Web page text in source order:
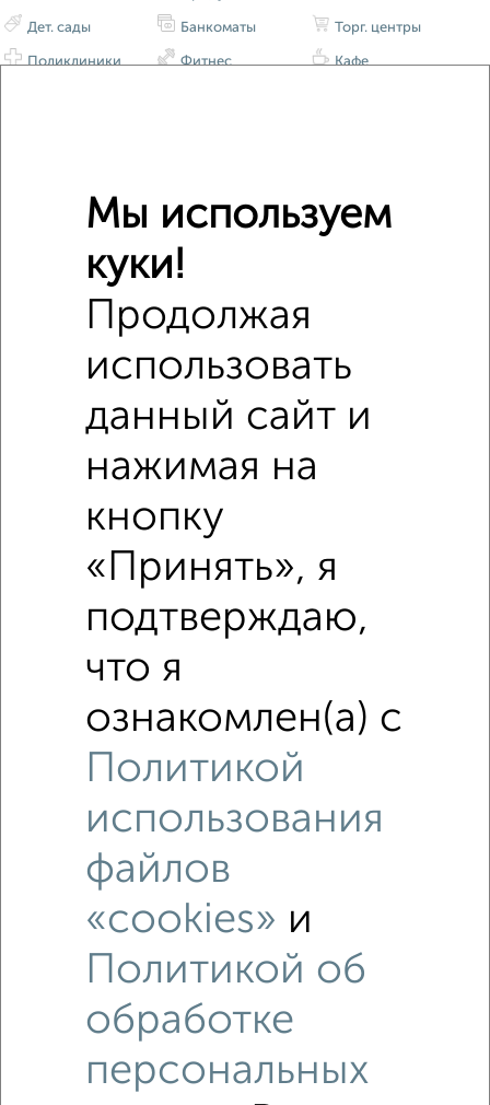
Дет. сады
Поликлиники
Банкоматы
Фитнес
Торг. центры
Кафе
Похожие предложения рядом
1‑комнатные квартиры недалеко от Карташова 31В
Рядом, с меньшей ценой
Недалеко от Карташова 31В с ценой ниже
Мы используем
куки!
Продолжая
использовать
данный сайт и
нажимая на
кнопку
«Принять», я
подтверждаю,
что я
ознакомлен(а) с
Политикой
использования
файлов
«cookies» и
Политикой об
обработке
персональных